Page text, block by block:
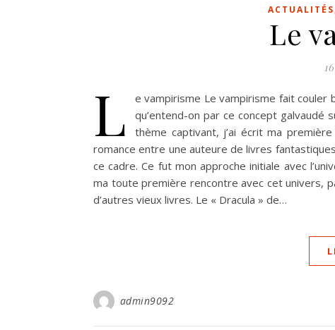
ACTUALITÉS
Le
L
e vampirisme Le vampirisme fait couler
qu’entend-on par ce concept
thème captivant, j’ai écrit ma
romance entre une auteure de livres
ce cadre. Ce fut mon approche initiale avec
ma toute première rencontre avec cet univers,
d’autres vieux livres. Le « Dracula » de…
admin9092